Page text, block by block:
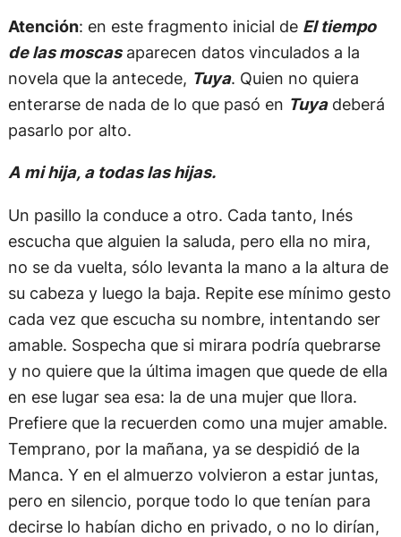
Atención: en este fragmento inicial de El tiempo
de las moscasaparecen datos vinculados a la
novela que la antecede, Tuya. Quien no quiera
enterarse de nada de lo que pasó en Tuyadeberá
pasarlo por alto.
A mi hija, a todas las hijas.
Un pasillo la conduce a otro. Cada tanto, Inés
escucha que alguien la saluda, pero ella no mira,
no se da vuelta, sólo levanta la mano a la altura de
su cabeza y luego la baja. Repite ese mínimo gesto
cada vez que escucha su nombre, intentando ser
amable. Sospecha que si mirara podría quebrarse
y no quiere que la última imagen que quede de ella
en ese lugar sea esa: la de una mujer que llora.
Prefiere que la recuerden como una mujer amable.
Temprano, por la mañana, ya se despidió de la
Manca. Y en el almuerzo volvieron a estar juntas,
pero en silencio, porque todo lo que tenían para
decirse lo habían dicho en privado, o no lo dirían,